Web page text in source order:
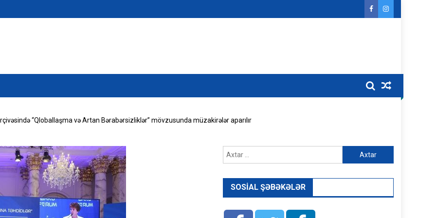
“Qloballaşma və Artan Bərabərsizliklər” mövzusunda müzakirələr aparılır
Axtarış:
SOSIAL ŞƏBƏKƏLƏR